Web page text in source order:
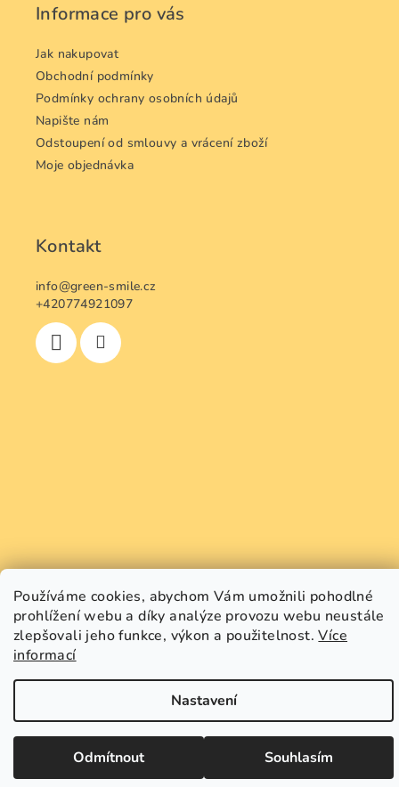
Používáme cookies, abychom Vám umožnili pohodlné
prohlížení webu a díky analýze provozu webu neustále
zlepšovali jeho funkce, výkon a použitelnost.Více
informací
Nastavení
Odmítnout Souhlasím
Informace pro vás
Jak nakupovat
Obchodní podmínky
Podmínky ochrany osobních údajů
Napište nám
Odstoupení od smlouvy a vrácení zboží
Moje objednávka
Kontakt
info@green-smile.cz
+420774921097
Copyright 2026 GREEN SMILE. Všechna práva vyhrazena.
Upravit nastavení cookies